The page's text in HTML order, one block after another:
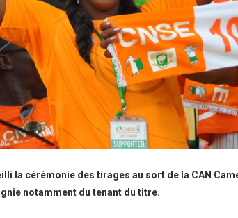
la cérémonie des tirages au sort de la CAN
notamment du tenant du titre.